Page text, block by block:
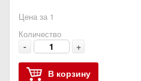
Цена за 1
Количество
- +
В корзину